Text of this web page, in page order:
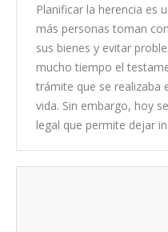
Planificar la herencia es
más personas toman
sus bienes y evitar
mucho tiempo el
trámite que se realizaba
vida. Sin embargo, hoy
legal que permite dejar